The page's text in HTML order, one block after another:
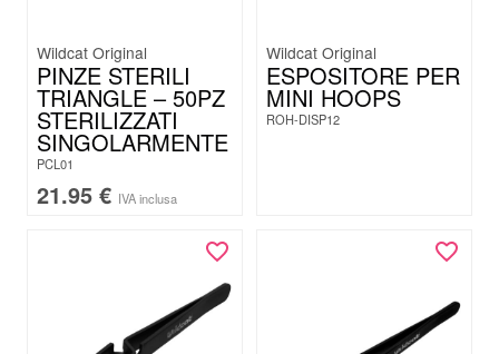
Wildcat Original
PINZE STERILI
TRIANGLE – 50PZ
STERILIZZATI
SINGOLARMENTE
PCL01
21.95 € IVA inclusa
Wildcat Original
ESPOSITORE PER
MINI HOOPS
ROH-DISP12